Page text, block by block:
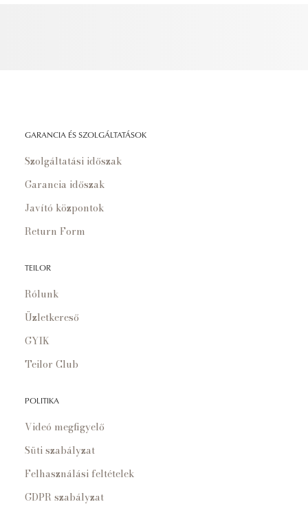
GARANCIA ÉS SZOLGÁLTATÁSOK
Szolgáltatási időszak
Garancia időszak
Javító központok
Return Form
TEILOR
Rólunk
Üzletkereső
GYIK
Teilor Club
POLITIKA
Videó megfigyelő
Süti szabályzat
Felhasználási feltételek
GDPR szabályzat